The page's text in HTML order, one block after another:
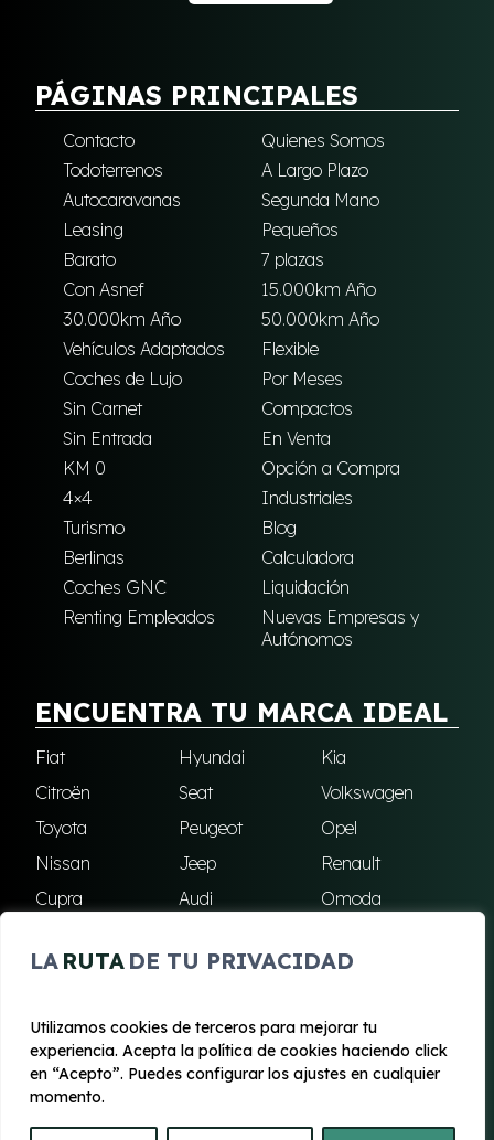
LA RUTA DE TU PRIVACIDAD
Utilizamos cookies de terceros para mejorar tu
experiencia. Acepta la política de cookies haciendo click
en “Acepto”. Puedes configurar los ajustes en cualquier
momento.
PÁGINAS PRINCIPALES
Contacto
Quienes Somos
Todoterrenos
A Largo Plazo
Autocaravanas
Segunda Mano
Leasing
Pequeños
Barato
7 plazas
Con Asnef
15.000km Año
30.000km Año
50.000km Año
Vehículos Adaptados
Flexible
Coches de Lujo
Por Meses
Sin Carnet
Compactos
Sin Entrada
En Venta
KM 0
Opción a Compra
4×4
Industriales
Turismo
Blog
Berlinas
Calculadora
Coches GNC
Liquidación
Renting Empleados
Nuevas Empresas y
Autónomos
ENCUENTRA TU MARCA IDEAL
Fiat Hyundai
Kia
Citroën
Seat
Volkswagen
Toyota
Peugeot
Opel
Nissan
Jeep
Renault
Cupra
Audi
Omoda
Skoda
Ford Todas las marcas
© 2020 - 2026 Renting Mallorca
Aviso legal y Privacidad